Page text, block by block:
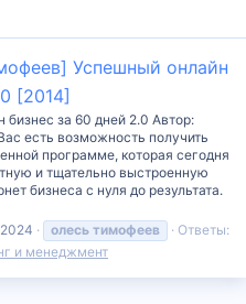
Успешный онлайн
[2014]
за 60 дней 2.0 Автор:
есть возможность получить
программе, которая сегодня
и тщательно выстроенную
бизнеса с нуля до результата.
олесь тимофеев
Ответы:
и менеджмент